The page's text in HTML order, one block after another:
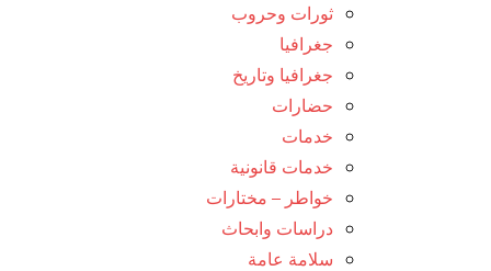
ثورات وحروب
جغرافيا
جغرافيا وتاريخ
حضارات
خدمات
خدمات قانونية
خواطر – مختارات
دراسات وابحاث
سلامة عامة